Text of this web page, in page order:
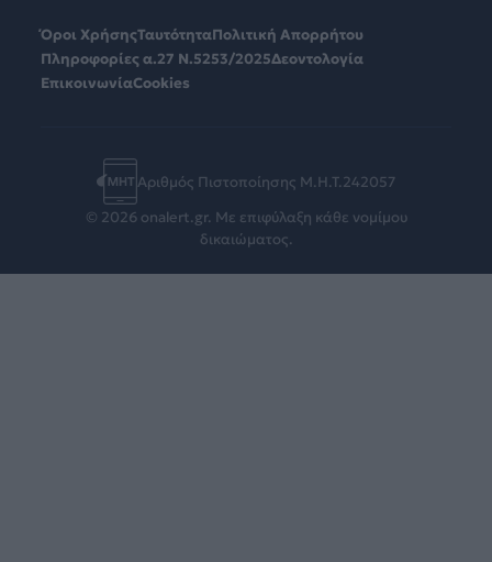
Όροι ΧρήσηςΤαυτότηταΠολιτική Απορρήτου
Πληροφορίες α.27 Ν.5253/2025Δεοντολογία
ΕπικοινωνίαCookies
Αριθμός Πιστοποίησης Μ.Η.Τ.242057
© 2026 onalert.gr. Με επιφύλαξη κάθε νομίμου
δικαιώματος.